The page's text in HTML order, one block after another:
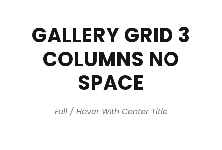
GALLERY GRID 3
COLUMNS NO
SPACE
Full / Hover With Center Title